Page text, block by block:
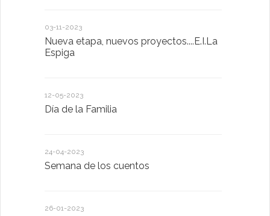
03-11-2023
Nueva etapa, nuevos proyectos....E.I.La
Espiga
12-05-2023
Día de la Familia
24-04-2023
Semana de los cuentos
26-01-2023